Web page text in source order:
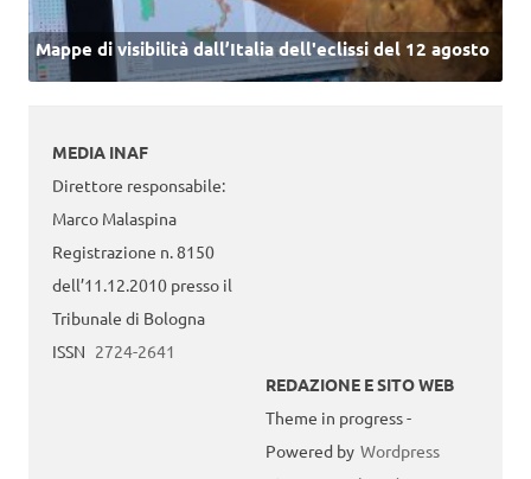
Mappe di visibilità dall’Italia dell'eclissi del 12 agosto
MEDIA INAF
Direttore responsabile:
Marco Malaspina
Registrazione n. 8150
dell’11.12.2010 presso il
Tribunale di Bologna
ISSN 2724-2641
REDAZIONE E SITO WEB
Theme in progress -
Powered by Wordpress